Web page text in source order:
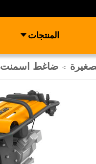
المنتجات
> ضاغط اسمنت